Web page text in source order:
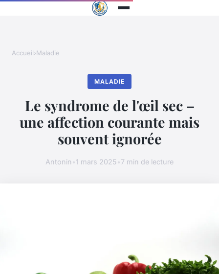
Accueil›Maladie
MALADIE
Le syndrome de l'œil sec –
une affection courante mais
souvent ignorée
Antonin •1 mars 2025•7 min de lecture